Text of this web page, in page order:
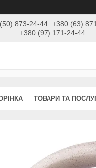
873-24-44
+380 (63)
+380 (97) 171-24-44
ТОВАРИ ТА